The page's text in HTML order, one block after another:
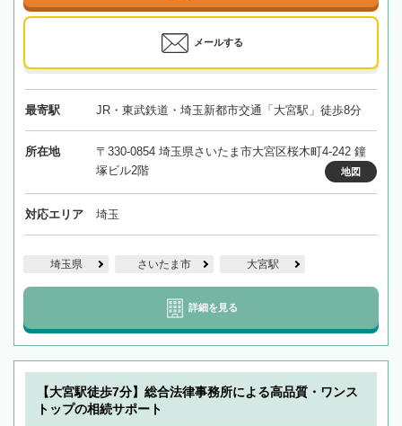
メールする
最寄駅 JR・東武鉄道・埼玉新都市交通「大宮駅」徒歩8分
所在地
〒330-0854 埼玉県さいたま市大宮区桜木町4-242 鐘
塚ビル2階
地図
対応エリア 埼玉
埼玉県 さいたま市 大宮駅
詳細を見る
【大宮駅徒歩7分】総合法律事務所による高品質・ワンス
トップの相続サポート